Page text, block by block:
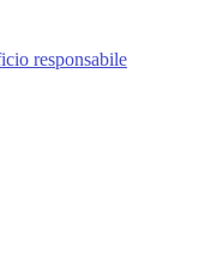
responsabile